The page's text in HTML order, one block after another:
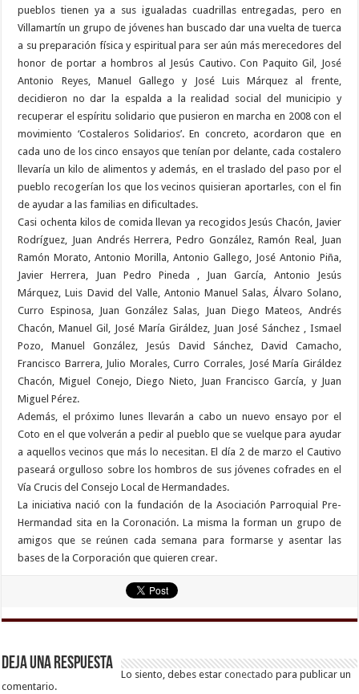
pueblos tienen ya a sus igualadas cuadrillas entregadas, pero en
Villamartín un grupo de jóvenes han buscado dar una vuelta de tuerca
a su preparación física y espiritual para ser aún más merecedores del
honor de portar a hombros al Jesús Cautivo. Con Paquito Gil, José
Antonio Reyes, Manuel Gallego y José Luis Márquez al frente,
decidieron no dar la espalda a la realidad social del municipio y
recuperar el espíritu solidario que pusieron en marcha en 2008 con el
movimiento ‘Costaleros Solidarios’. En concreto, acordaron que en
cada uno de los cinco ensayos que tenían por delante, cada costalero
llevaría un kilo de alimentos y además, en el traslado del paso por el
pueblo recogerían los que los vecinos quisieran aportarles, con el fin
de ayudar a las familias en dificultades.
Casi ochenta kilos de comida llevan ya recogidos Jesús Chacón, Javier
Rodríguez, Juan Andrés Herrera, Pedro González, Ramón Real, Juan
Ramón Morato, Antonio Morilla, Antonio Gallego, José Antonio Piña,
Javier Herrera, Juan Pedro Pineda , Juan García, Antonio Jesús
Márquez, Luis David del Valle, Antonio Manuel Salas, Álvaro Solano,
Curro Espinosa, Juan González Salas, Juan Diego Mateos, Andrés
Chacón, Manuel Gil, José María Giráldez, Juan José Sánchez , Ismael
Pozo, Manuel González, Jesús David Sánchez, David Camacho,
Francisco Barrera, Julio Morales, Curro Corrales, José María Giráldez
Chacón, Miguel Conejo, Diego Nieto, Juan Francisco García, y Juan
Miguel Pérez.
Además, el próximo lunes llevarán a cabo un nuevo ensayo por el
Coto en el que volverán a pedir al pueblo que se vuelque para ayudar
a aquellos vecinos que más lo necesitan. El día 2 de marzo el Cautivo
paseará orgulloso sobre los hombros de sus jóvenes cofrades en el
Vía Crucis del Consejo Local de Hermandades.
La iniciativa nació con la fundación de la Asociación Parroquial Pre-
Hermandad sita en la Coronación. La misma la forman un grupo de
amigos que se reúnen cada semana para formarse y asentar las
bases de la Corporación que quieren crear.
Deja una respuesta
Lo siento, debes estarconectado para publicar un
comentario.